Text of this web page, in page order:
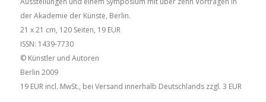
der Akademie der Künste, Berlin.
21 x 21 cm, 120 Seiten, 19 EUR
ISSN: 1439-7730
© Künstler und Autoren
Berlin 2009
19 EUR incl. MwSt., bei Versand innerhalb Deutschlands zzgl. 3 EUR